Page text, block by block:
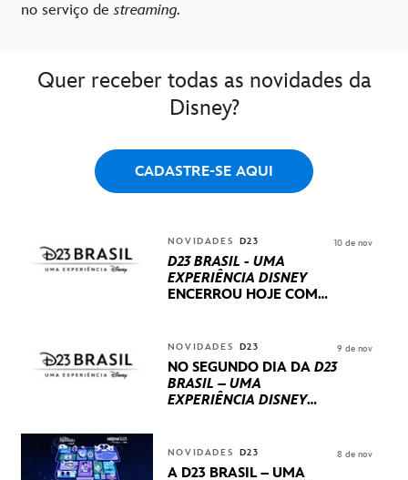
no serviço destreaming.
Quer receber todas as novidades da
Disney?
CADASTRE-SE AQUI
NOVIDADES D23
D23 BRASIL - UMA
EXPERIÊNCIA DISNEY
ENCERROU HOJE COM
INTERNACIONAIS E
PRODUÇÕES BRASILEIRAS
10 de nov
NOVIDADES D23
NO SEGUNDO DIA DA D23
BRASIL – UMA
EXPERIÊNCIA DISNEY
STUDIOS REVELARAM
PRÉVIAS E NOVIDADES
9 de nov
NOVIDADES D23
A D23 BRASIL – UMA
8 de nov